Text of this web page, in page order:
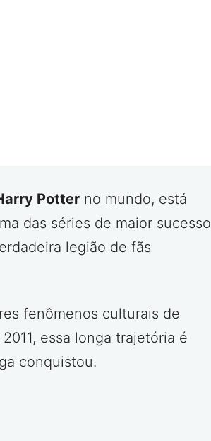
Potter no mundo, está
das séries de maior sucesso
legião de fãs
fenômenos culturais de
essa longa trajetória é
conquistou.